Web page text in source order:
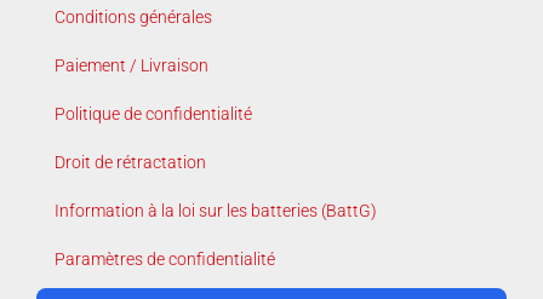
Conditions générales
Paiement / Livraison
Politique de confidentialité
Droit de rétractation
Information à la loi sur les batteries (BattG)
Paramètres de confidentialité